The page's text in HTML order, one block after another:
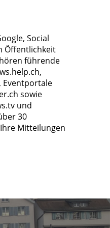
Social
Öffentlichkeit
führende
Eventportale
sowie
und
30
Mitteilungen